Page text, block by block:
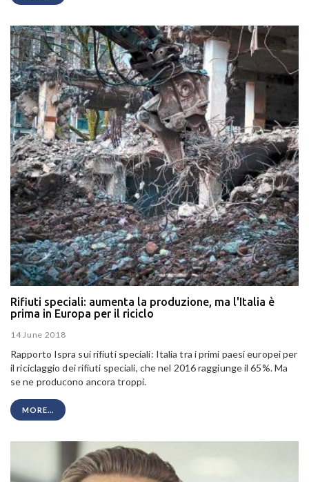
Rifiuti speciali: aumenta la produzione, ma l'Italia è
prima in Europa per il riciclo
14 June 2018
Rapporto Ispra sui rifiuti speciali: Italia tra i primi paesi europei per
il riciclaggio dei rifiuti speciali, che nel 2016 raggiunge il 65%. Ma
se ne producono ancora troppi.
MORE...